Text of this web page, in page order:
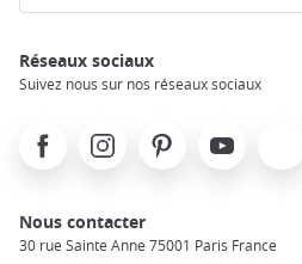
Réseaux sociaux
Suivez nous sur nos réseaux sociaux
FacebookInstagramPinterest Youtube
Nous contacter
30 rue Sainte Anne 75001 Paris France